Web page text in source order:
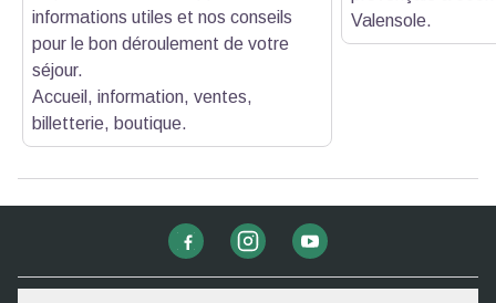
informations utiles et nos conseils
pour le bon déroulement de votre
séjour.
Accueil, information, ventes,
billetterie, boutique.
Valensole.